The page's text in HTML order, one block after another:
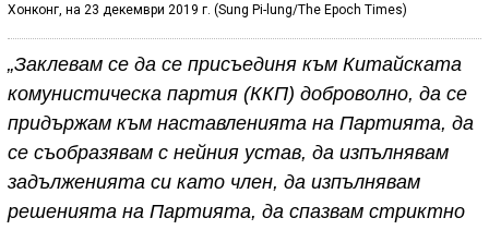
Хонконг, на 23 декември 2019 г. (Sung Pi-lung/The Epoch Times)
„Заклевам се да се присъединя към Китайската
комунистическа партия (ККП) доброволно, да се
придържам към наставленията на Партията, да
се съобразявам с нейния устав, да изпълнявам
задълженията си като член, да изпълнявам
решенията на Партията, да спазвам стриктно